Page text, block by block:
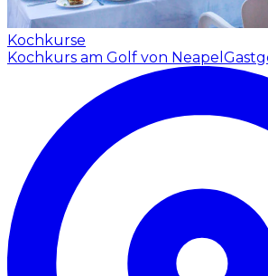
Kochkurse
Kochkurs am Golf von Neapel